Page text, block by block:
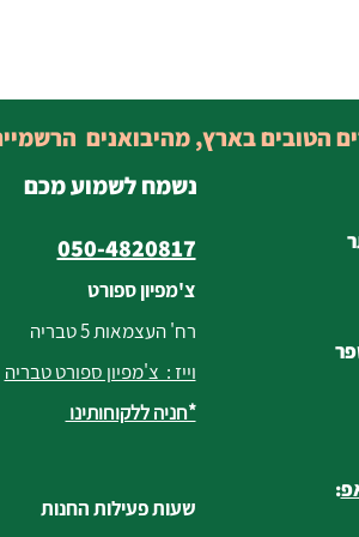
נשמח לשמוע מכם
050-4820817
צ'מפיון ספורט
רח' העצמאות 5 טבריה
וייז : צ'מפיון ספורט טבריה
*חניה ללקוחותינו
שעות פעילות החנות
:
הטובים בארץ, מהיבואנים